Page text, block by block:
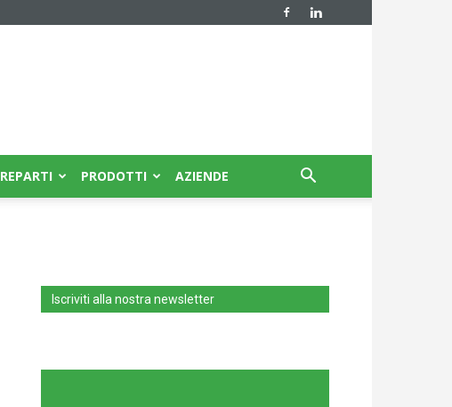
REPARTI PRODOTTI AZIENDE
Iscriviti alla nostra newsletter